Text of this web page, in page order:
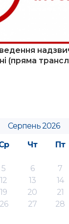
(пряма
Серпень 2026
Чт Пт
5 6 7
12 13 14
19 20 21
26 27 28